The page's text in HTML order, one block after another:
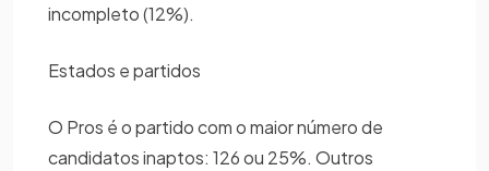
incompleto (12%).
Estados e partidos
O Pros é o partido com o maior número de
candidatos inaptos: 126 ou 25%. Outros